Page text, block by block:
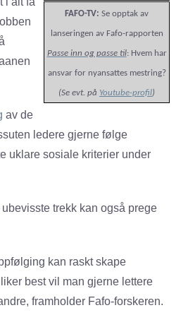
FAFO-TV: Se opptak av
lanseringen av Fafo-rapporten
Passe inn og passe til: Hvem har
ansvar for nyansattes mestring?
(Se evt. på Youtube-profil)
av de
ledere gjerne følge
uklare sosiale kriterier under
trekk kan også prege
kan raskt skape
best vil man gjerne lettere
framholder Fafo-forskeren.